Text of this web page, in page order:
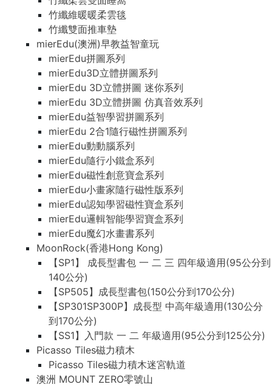
竹纖維暖暖柔雲毯
竹纖雙面推車墊
mierEdu(澳洲)早教益智童玩
mierEdu拼圖系列
mierEdu3D立體拼圖系列
mierEdu 3D立體拼圖 迷你系列
mierEdu 3D立體拼圖 仿真音效系列
mierEdu益智學習拼圖系列
mierEdu 2合1隨行磁性拼圖系列
mierEdu動動腦系列
mierEdu隨行小鐵盒系列
mierEdu磁性創意寶盒系列
mierEdu小畫家隨行磁性版系列
mierEdu認知學習磁性寶盒系列
mierEdu邏輯智能學習寶盒系列
mierEdu魔幻水畫書系列
MoonRock(香港Hong Kong)
【SP1】 成長型書包 一 二 三 四年級適用(95公分到
140公分)
【SP505】成長型書包(150公分到170公分)
【SP301SP300P】成長型 中高年級適用(130公分
到170公分)
【SS1】入門款 一 二 年級適用(95公分到125公分)
Picasso Tiles磁力積木
Picasso Tiles磁力積木迷宮軌道
澳洲 MOUNT ZERO零號山